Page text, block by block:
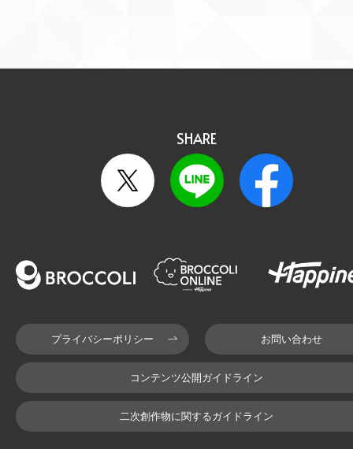
SHARE
プライバシーポリシー お問い合わせ
コンテンツ公開ガイドライン
二次創作物に関するガイドライン